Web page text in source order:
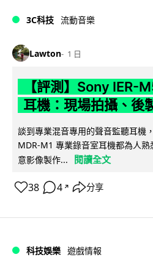
3C科技 流動音樂
Lawton 1 日
【評測】Sony IER-
耳機：現場拍攝、後
談到專業混音專用的聲音監聽耳機
MDR-M1 專業錄音室耳機都為人
意影像製作...
閱讀全文
38 4 ↗ 分享
科技娛樂 遊戲情報